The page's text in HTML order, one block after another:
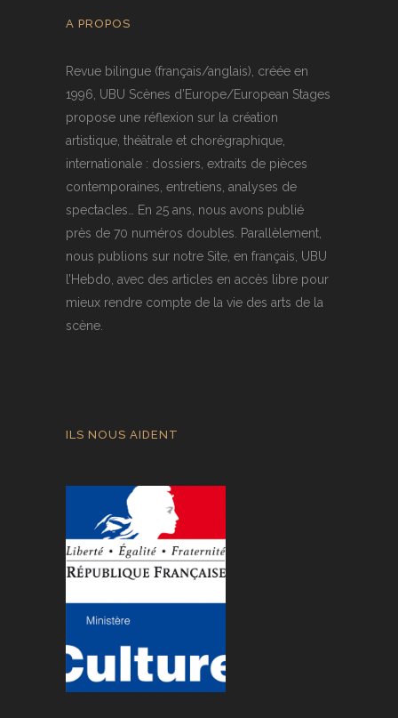
A PROPOS
Revue bilingue (français/anglais), créée en
1996, UBU Scènes d’Europe/European Stages
propose une réflexion sur la création
artistique, théâtrale et chorégraphique,
internationale : dossiers, extraits de pièces
contemporaines, entretiens, analyses de
spectacles… En 25 ans, nous avons publié
près de 70 numéros doubles. Parallèlement,
nous publions sur notre Site, en français, UBU
l’Hebdo, avec des articles en accès libre pour
mieux rendre compte de la vie des arts de la
scène.
ILS NOUS AIDENT